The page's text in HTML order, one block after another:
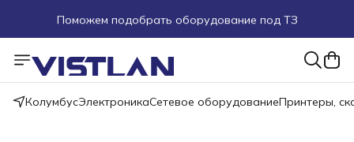
Поможем подобрать оборудование под ТЗ
Пуско-наладочные работы
Пришлите запрос на e-mail или в чат
КолумбусЭлектроникаСетевое оборудованиеПринтеры,